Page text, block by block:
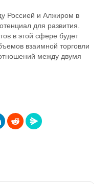
Россией и Алжиром в
для развития.
в этой сфере будет
взаимной торговли
между двумя